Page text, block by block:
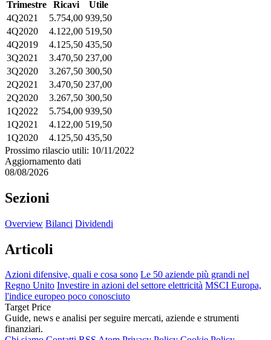
Trimestre Ricavi
Utile
4Q2021
5.754,00 939,50
4Q2020
4.122,00 519,50
4Q2019
4.125,50 435,50
3Q2021
3.470,50 237,00
3Q2020
3.267,50 300,50
2Q2021
3.470,50 237,00
2Q2020
3.267,50 300,50
1Q2022
5.754,00 939,50
1Q2021
4.122,00 519,50
1Q2020
4.125,50 435,50
Prossimo rilascio utili: 10/11/2022
Aggiornamento dati
08/08/2026
Sezioni
Overview Bilanci Dividendi
Articoli
Azioni difensive, quali e cosa sono Le 50 aziende più grandi nel
Regno Unito Investire in azioni del settore elettricità MSCI Europa,
l'indice europeo poco conosciuto
Target Price
Guide, news e analisi per seguire mercati, aziende e strumenti
finanziari.